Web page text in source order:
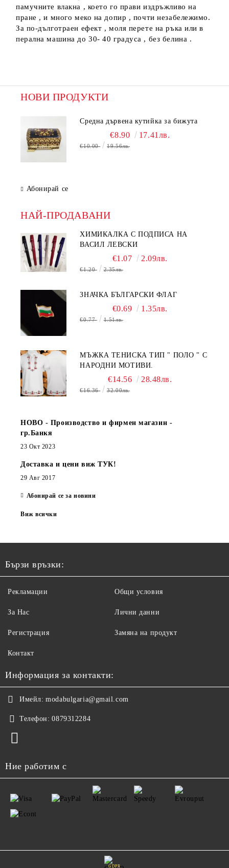
памучните влакна , което го прави издръжливо на
пране , и много меко на допир , почти незабележимо.
За по-дълготраен ефект , моля перете на ръка или в
перална машина до 30- 40 градуса , без белина .
НОВИ ПРОДУКТИ
Средна дървена кутийка за бижута
€8.90 17.41лв.
€10.00 19.56лв.
Абонирай се
НАЙ-ПРОДАВАНИ
ХИМИКАЛКА С ПОДПИСА НА
ВАСИЛ ЛЕВСКИ
€1.07 2.09лв.
€1.20 2.35лв.
ЗНАЧКА БЪЛГАРСКИ ФЛАГ
€0.69 1.35лв.
€0.77 1.51лв.
МЪЖКА ТЕНИСКА ТИП " ПОЛО " С
НАРОДНИ МОТИВИ.
€14.56 28.48лв.
€16.36 32.00лв.
НОВО - Производство и фирмен магазин -
гр.Банкя
23 Окт 2023
Доставка и цени виж ТУК!
29 Авг 2017
Абонирай се за новини
Виж всички
Бързи връзки:
Рекламации
За Нас
Регистрация
Контакт
Общи условия
Лични данни
Замяна на продукт
Информация за контакти:
Имейл: modabulgaria@gmail.com
Телефон: 0879312284
Ние работим с
GDPR